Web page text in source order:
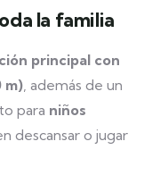
la familia
principal con
m), además de un
para niños
descansar o jugar